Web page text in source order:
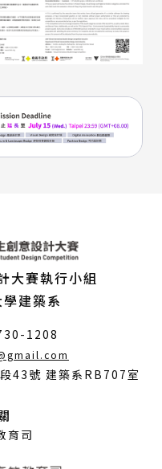
大賽執行小組
建築系
1208
開
43號 建築系RB707室
育司